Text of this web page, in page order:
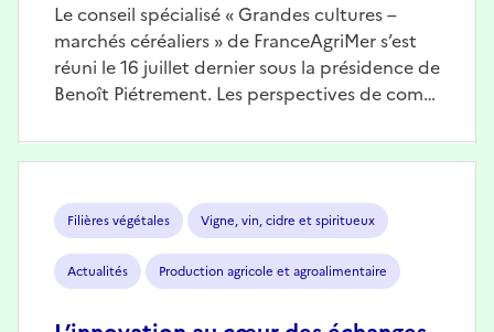
Le conseil spécialisé « Grandes cultures –
marchés céréaliers » de FranceAgriMer s’est
réuni le 16 juillet dernier sous la présidence de
Benoît Piétrement. Les perspectives de com…
Filières végétales Vigne, vin, cidre et spiritueux
Actualités Production agricole et agroalimentaire